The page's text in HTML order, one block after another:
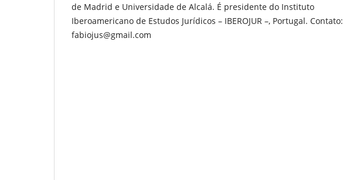
de Madrid e Universidade de Alcalá. É presidente do Instituto
Iberoamericano de Estudos Jurídicos – IBEROJUR –, Portugal. Contato:
fabiojus@gmail.com